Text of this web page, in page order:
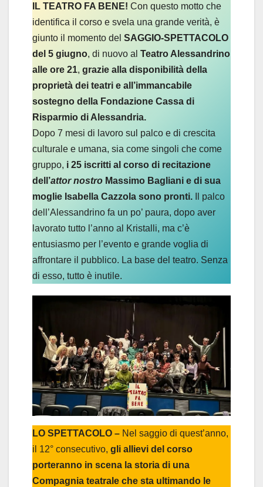
IL TEATRO FA BENE! Con questo motto che
identifica il corso e svela una grande verità, è
giunto il momento del SAGGIO-SPETTACOLO
del 5 giugno, di nuovo al Teatro Alessandrino
alle ore 21, grazie alla disponibilità della
proprietà dei teatri e all’immancabile
sostegno della Fondazione Cassa di
Risparmio di Alessandria.
Dopo 7 mesi di lavoro sul palco e di crescita
culturale e umana, sia come singoli che come
gruppo, i 25 iscritti al corso di recitazione
dell’attor nostro Massimo Bagliani e di sua
moglie Isabella Cazzola sono pronti. Il palco
dell’Alessandrino fa un po’ paura, dopo aver
lavorato tutto l’anno al Kristalli, ma c’è
entusiasmo per l’evento e grande voglia di
affrontare il pubblico. La base del teatro. Senza
di esso, tutto è inutile.
LO SPETTACOLO – Nel saggio di quest’anno,
il 12° consecutivo, gli allievi del corso
porteranno in scena la storia di una
Compagnia teatrale che sta ultimando le